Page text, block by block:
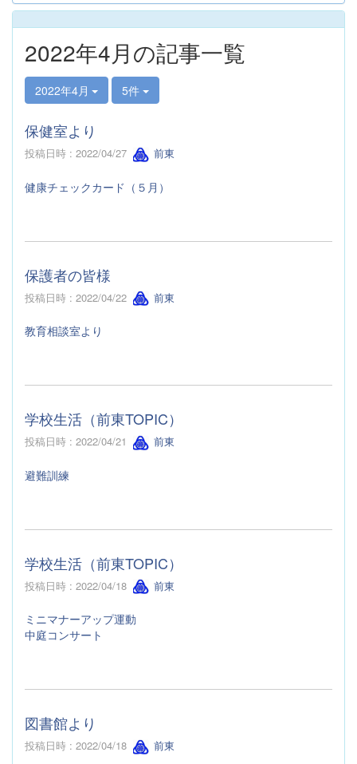
2022年4月の記事一覧
2022年4月 5件
保健室より
投稿日時 : 2022/04/27 前東
健康チェックカード（５月）
保護者の皆様
投稿日時 : 2022/04/22 前東
教育相談室より
学校生活（前東TOPIC）
投稿日時 : 2022/04/21 前東
避難訓練
学校生活（前東TOPIC）
投稿日時 : 2022/04/18 前東
ミニマナーアップ運動
中庭コンサート
図書館より
投稿日時 : 2022/04/18 前東